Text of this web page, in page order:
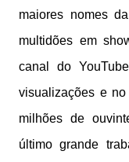
maiores nomes
multidões em
canal do
visualizações e
milhões de
último grande